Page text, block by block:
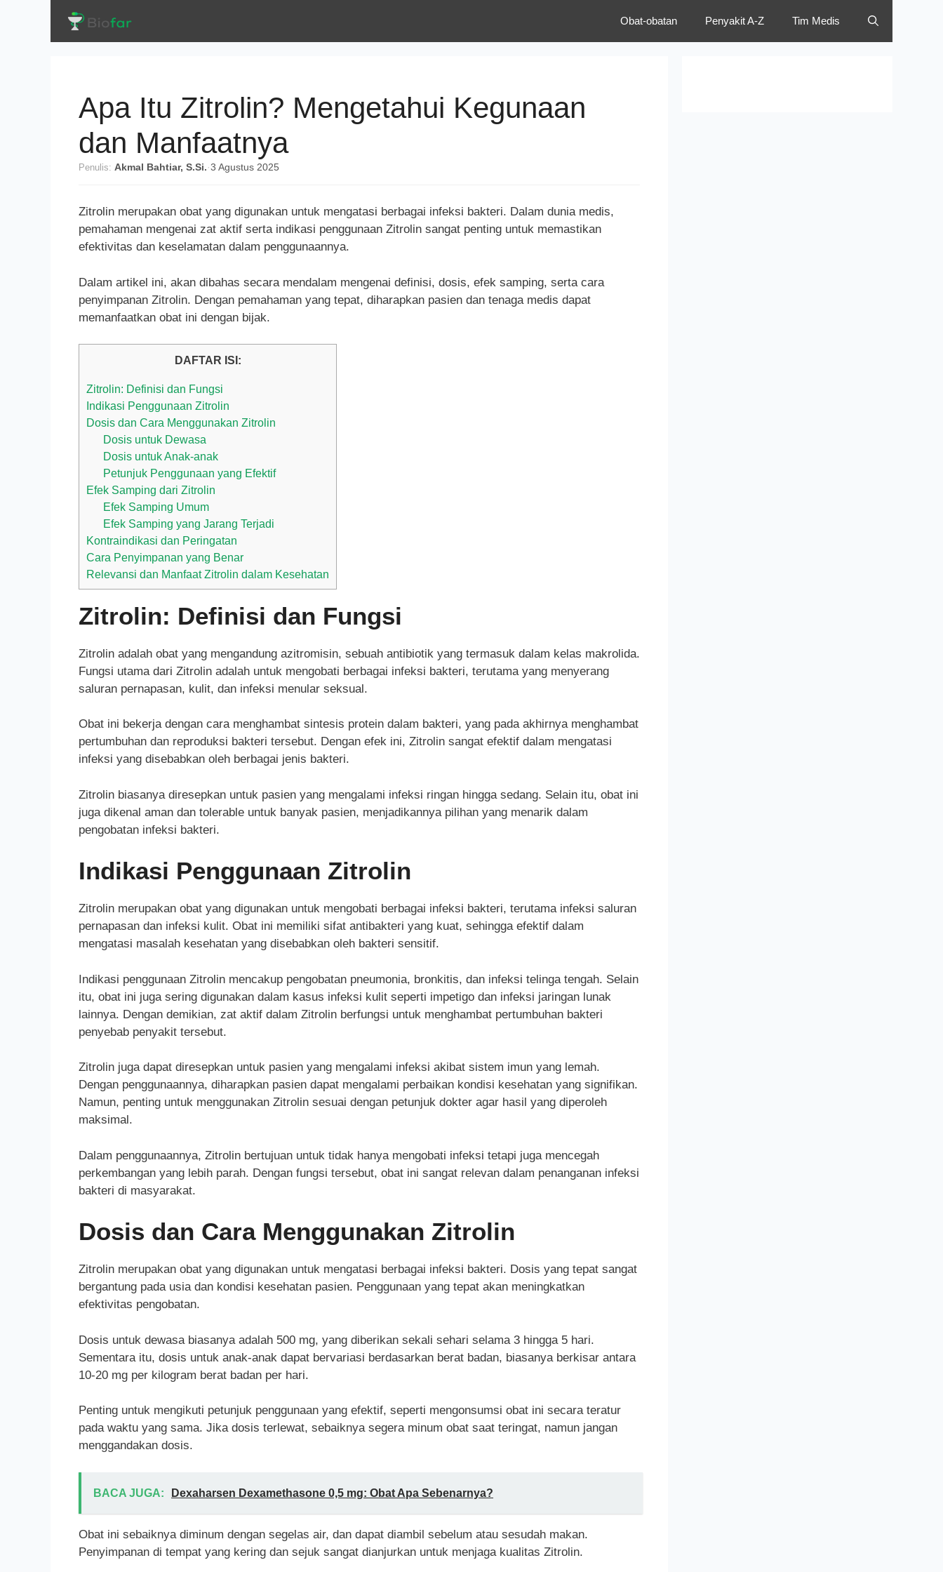
Obat-obatan Penyakit A-Z Tim Medis
Apa Itu Zitrolin? Mengetahui Kegunaan
dan Manfaatnya
Penulis: Akmal Bahtiar, S.Si. ·3 Agustus 2025
Zitrolin merupakan obat yang digunakan untuk mengatasi berbagai infeksi bakteri. Dalam dunia medis,
pemahaman mengenai zat aktif serta indikasi penggunaan Zitrolin sangat penting untuk memastikan
efektivitas dan keselamatan dalam penggunaannya.
Dalam artikel ini, akan dibahas secara mendalam mengenai definisi, dosis, efek samping, serta cara
penyimpanan Zitrolin. Dengan pemahaman yang tepat, diharapkan pasien dan tenaga medis dapat
memanfaatkan obat ini dengan bijak.
DAFTAR ISI:
Zitrolin: Definisi dan Fungsi
Indikasi Penggunaan Zitrolin
Dosis dan Cara Menggunakan Zitrolin
Dosis untuk Dewasa
Dosis untuk Anak-anak
Petunjuk Penggunaan yang Efektif
Efek Samping dari Zitrolin
Efek Samping Umum
Efek Samping yang Jarang Terjadi
Kontraindikasi dan Peringatan
Cara Penyimpanan yang Benar
Relevansi dan Manfaat Zitrolin dalam Kesehatan
Zitrolin: Definisi dan Fungsi
Zitrolin adalah obat yang mengandung azitromisin, sebuah antibiotik yang termasuk dalam kelas makrolida.
Fungsi utama dari Zitrolin adalah untuk mengobati berbagai infeksi bakteri, terutama yang menyerang
saluran pernapasan, kulit, dan infeksi menular seksual.
Obat ini bekerja dengan cara menghambat sintesis protein dalam bakteri, yang pada akhirnya menghambat
pertumbuhan dan reproduksi bakteri tersebut. Dengan efek ini, Zitrolin sangat efektif dalam mengatasi
infeksi yang disebabkan oleh berbagai jenis bakteri.
Zitrolin biasanya diresepkan untuk pasien yang mengalami infeksi ringan hingga sedang. Selain itu, obat ini
juga dikenal aman dan tolerable untuk banyak pasien, menjadikannya pilihan yang menarik dalam
pengobatan infeksi bakteri.
Indikasi Penggunaan Zitrolin
Zitrolin merupakan obat yang digunakan untuk mengobati berbagai infeksi bakteri, terutama infeksi saluran
pernapasan dan infeksi kulit. Obat ini memiliki sifat antibakteri yang kuat, sehingga efektif dalam
mengatasi masalah kesehatan yang disebabkan oleh bakteri sensitif.
Indikasi penggunaan Zitrolin mencakup pengobatan pneumonia, bronkitis, dan infeksi telinga tengah. Selain
itu, obat ini juga sering digunakan dalam kasus infeksi kulit seperti impetigo dan infeksi jaringan lunak
lainnya. Dengan demikian, zat aktif dalam Zitrolin berfungsi untuk menghambat pertumbuhan bakteri
penyebab penyakit tersebut.
Zitrolin juga dapat diresepkan untuk pasien yang mengalami infeksi akibat sistem imun yang lemah.
Dengan penggunaannya, diharapkan pasien dapat mengalami perbaikan kondisi kesehatan yang signifikan.
Namun, penting untuk menggunakan Zitrolin sesuai dengan petunjuk dokter agar hasil yang diperoleh
maksimal.
Dalam penggunaannya, Zitrolin bertujuan untuk tidak hanya mengobati infeksi tetapi juga mencegah
perkembangan yang lebih parah. Dengan fungsi tersebut, obat ini sangat relevan dalam penanganan infeksi
bakteri di masyarakat.
Dosis dan Cara Menggunakan Zitrolin
Zitrolin merupakan obat yang digunakan untuk mengatasi berbagai infeksi bakteri. Dosis yang tepat sangat
bergantung pada usia dan kondisi kesehatan pasien. Penggunaan yang tepat akan meningkatkan
efektivitas pengobatan.
Dosis untuk dewasa biasanya adalah 500 mg, yang diberikan sekali sehari selama 3 hingga 5 hari.
Sementara itu, dosis untuk anak-anak dapat bervariasi berdasarkan berat badan, biasanya berkisar antara
10-20 mg per kilogram berat badan per hari.
Penting untuk mengikuti petunjuk penggunaan yang efektif, seperti mengonsumsi obat ini secara teratur
pada waktu yang sama. Jika dosis terlewat, sebaiknya segera minum obat saat teringat, namun jangan
menggandakan dosis.
BACA JUGA: Dexaharsen Dexamethasone 0,5 mg: Obat Apa Sebenarnya?
Obat ini sebaiknya diminum dengan segelas air, dan dapat diambil sebelum atau sesudah makan.
Penyimpanan di tempat yang kering dan sejuk sangat dianjurkan untuk menjaga kualitas Zitrolin.